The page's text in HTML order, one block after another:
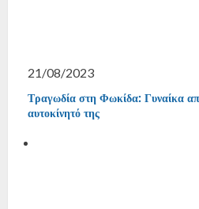
21/08/2023
Τραγωδία στη Φωκίδα: Γυναίκα
αυτοκίνητό της